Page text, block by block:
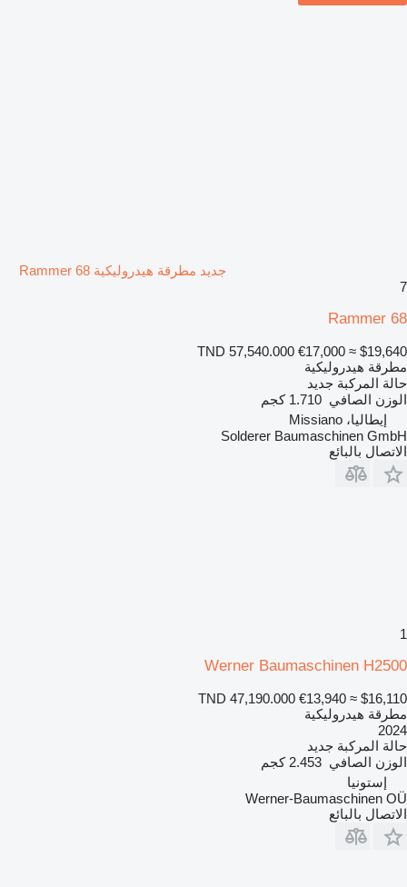
جديد مطرقة هيدروليكية Rammer 68
7
Rammer 68
TND 57,540.000 €17,000 ≈ $19,640
مطرقة هيدروليكية
حالة المركبة جديد
الوزن الصافي 1.710 كجم
إيطاليا، Missiano
Solderer Baumaschinen GmbH
الاتصال بالبائع
1
Werner Baumaschinen H2500
TND 47,190.000 €13,940 ≈ $16,110
مطرقة هيدروليكية
2024
حالة المركبة جديد
الوزن الصافي 2.453 كجم
إستونيا
Werner-Baumaschinen OÜ
الاتصال بالبائع